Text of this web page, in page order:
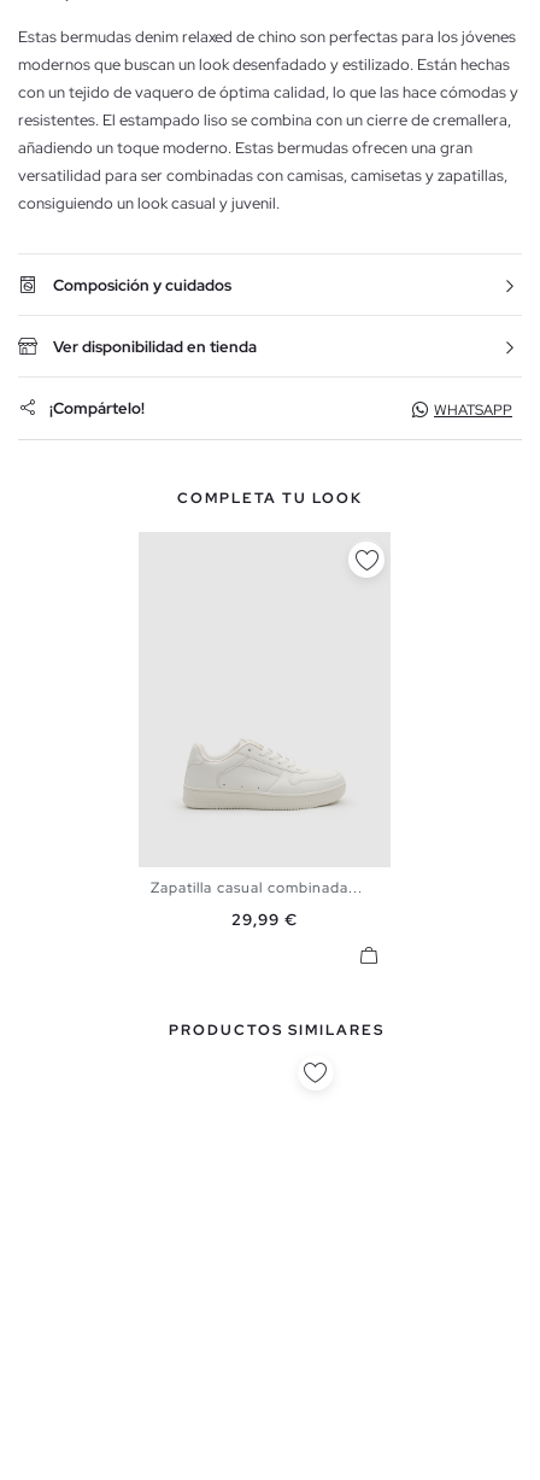
Estas bermudas denim relaxed de chino son perfectas para los jóvenes
modernos que buscan un look desenfadado y estilizado. Están hechas
con un tejido de vaquero de óptima calidad, lo que las hace cómodas y
resistentes. El estampado liso se combina con un cierre de cremallera,
añadiendo un toque moderno. Estas bermudas ofrecen una gran
versatilidad para ser combinadas con camisas, camisetas y zapatillas,
consiguiendo un look casual y juvenil.
Composición y cuidados
Ver disponibilidad en tienda
¡Compártelo! WHATSAPP
COMPLETA TU LOOK
39 40 41 42 43
44
45
Zapatilla casual combinada...
Precio
29,99 €
PRODUCTOS SIMILARES